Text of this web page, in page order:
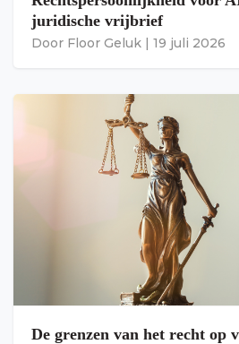
juridische vrijbrief
Door Floor Geluk | 19 juli 2026
De grenzen van het recht op